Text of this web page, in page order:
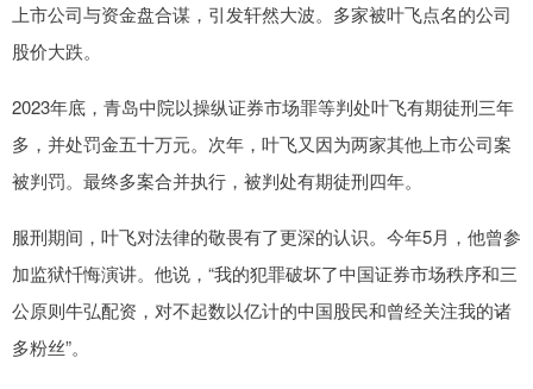
上市公司与资金盘合谋，引发轩然大波。多家被叶飞点名的公司
股价大跌。
2023年底，青岛中院以操纵证券市场罪等判处叶飞有期徒刑三年
多，并处罚金五十万元。次年，叶飞又因为两家其他上市公司案
被判罚。最终多案合并执行，被判处有期徒刑四年。
服刑期间，叶飞对法律的敬畏有了更深的认识。今年5月，他曾参
加监狱忏悔演讲。他说，“我的犯罪破坏了中国证券市场秩序和三
公原则牛弘配资，对不起数以亿计的中国股民和曾经关注我的诸
多粉丝”。